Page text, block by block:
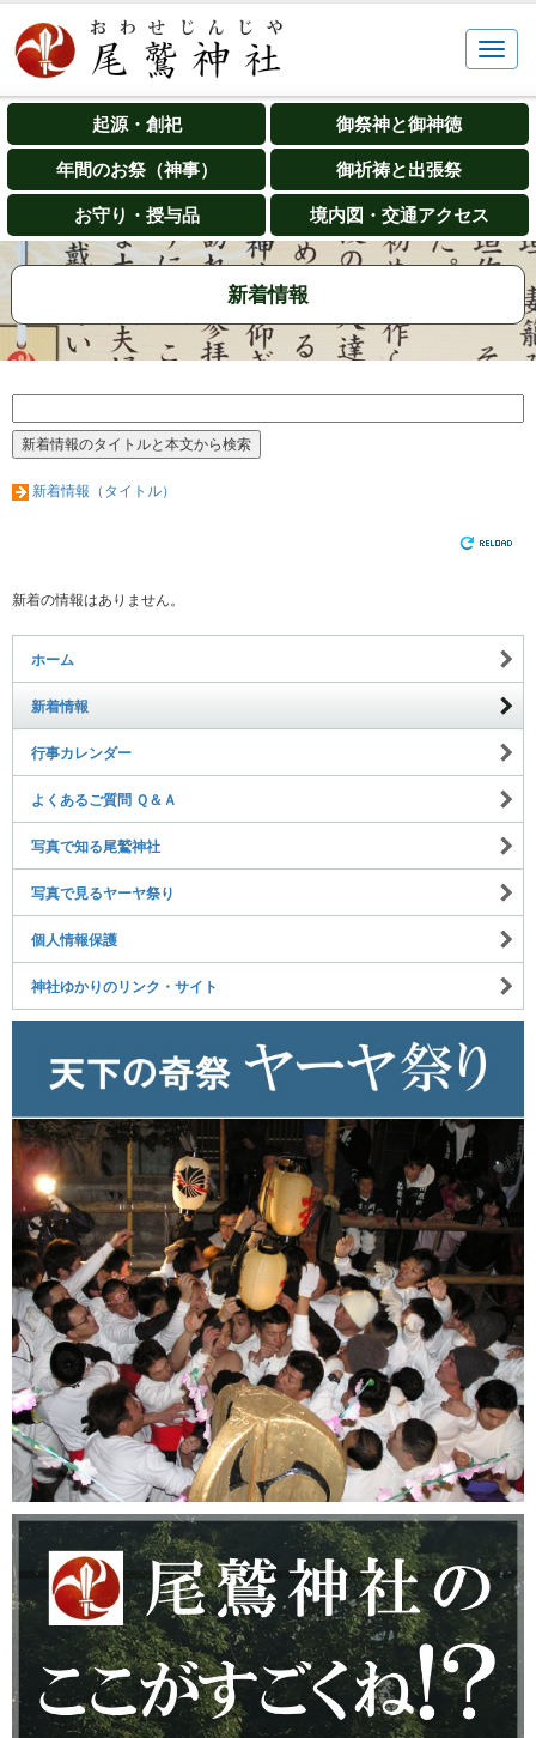
起源・創祀 御祭神と御神徳
年間のお祭（神事） 御祈祷と出張祭
お守り・授与品 境内図・交通アクセス
新着情報
新着情報（タイトル）
新着の情報はありません。
ホーム
新着情報
行事カレンダー
よくあるご質問 Ｑ＆Ａ
写真で知る尾鷲神社
写真で見るヤーヤ祭り
個人情報保護
神社ゆかりのリンク・サイト